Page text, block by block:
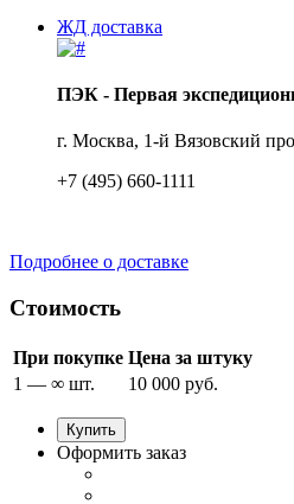
ЖД доставка
ПЭК - Первая
г. Москва, 1-й Вязовский
+7 (495) 660-1111
Подробнее о доставке
Стоимость
При покупке Цена за штуку
1 — ∞ шт.
10 000 руб.
Купить
Оформить заказ